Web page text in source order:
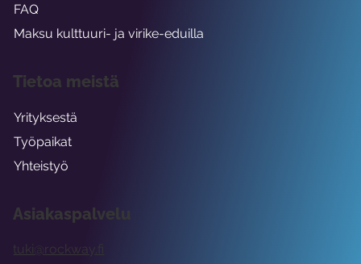
Asiakaspalvelu
tuki@rockway.fi
FAQ
Maksu kulttuuri- ja virike-eduilla
Tietoa meistä
Yrityksestä
Työpaikat
Yhteistyö